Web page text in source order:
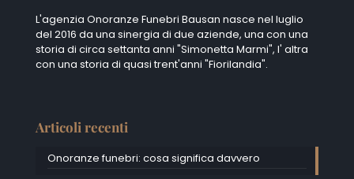
L'agenzia Onoranze Funebri Bausan nasce nel luglio
del 2016 da una sinergia di due aziende, una con una
storia di circa settanta anni "Simonetta Marmi", I' altra
con una storia di quasi trent'anni "Fiorilandia".
Articoli recenti
Onoranze funebri: cosa significa davvero